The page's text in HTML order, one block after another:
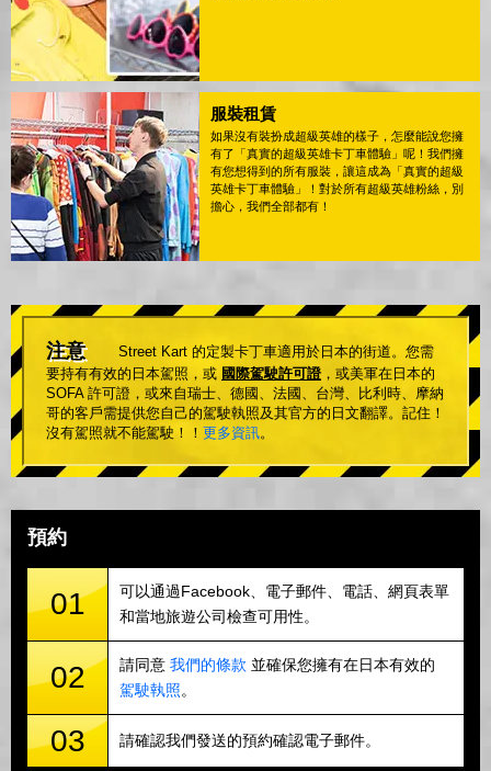
服裝租賃
如果沒有裝扮成超級英雄的樣子，怎麼能說您擁
有了「真實的超級英雄卡丁車體驗」呢！我們擁
有您想得到的所有服裝，讓這成為「真實的超級
英雄卡丁車體驗」！對於所有超級英雄粉絲，別
擔心，我們全部都有！
注意
Street Kart 的定製卡丁車適用於日本的街道。您需
要持有有效的日本駕照，或 國際駕駛許可證 ，或美軍在日本的
SOFA 許可證，或來自瑞士、德國、法國、台灣、比利時、摩納
哥的客戶需提供您自己的駕駛執照及其官方的日文翻譯。記住！
沒有駕照就不能駕駛！！ 更多資訊。
預約
01
可以通過Facebook、電子郵件、電話、網頁表單
和當地旅遊公司檢查可用性。
02 請同意 我們的條款 並確保您擁有在日本有效的
駕駛執照。
03 請確認我們發送的預約確認電子郵件。